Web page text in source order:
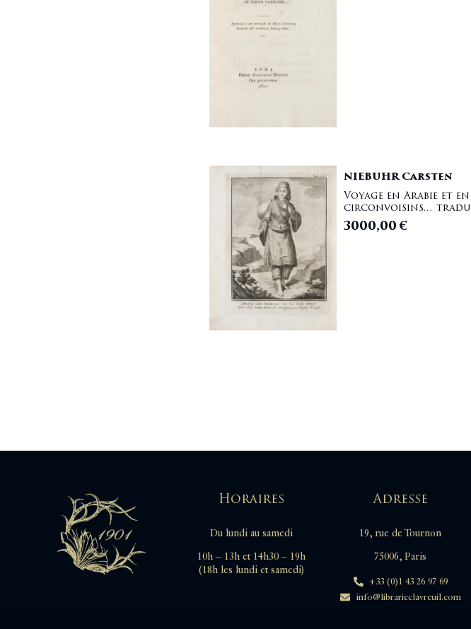
NIEBUHR Carsten
Voyage en Arabie et
circonvoisins…
3000,00€
Horaires
Du lundi au samedi
10h – 13h et 14h30 – 19h
(18h les lundi et samedi)
Adresse
19, rue de Tournon
75006, Paris
+33 (0)1 43 26 97 69
info@librarieclavreuil.com